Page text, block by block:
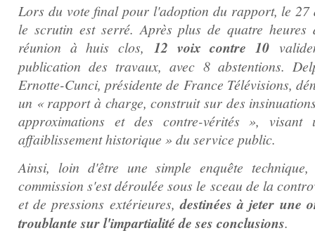
Lors du vote final pour l'adoption du rapport, le
le scrutin est serré. Après plus de quatre heures
réunion à huis clos, 12 voix contre 10
publication des travaux, avec 8 abstentions.
Ernotte-Cunci, présidente de France Télévisions,
un « rapport à charge, construit sur des
approximations et des contre-vérités », visant
affaiblissement historique » du service public.
Ainsi, loin d'être une simple enquête technique,
commission s'est déroulée sous le sceau de la
et de pressions extérieures,destinées à jeter une
troublante sur l'impartialité de ses conclusions.